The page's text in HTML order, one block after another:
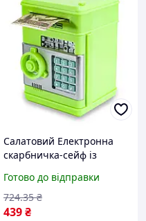
Салатовий Електронна
скарбничка-сейф із
Готово до відправки
439₴
724.35 ₴